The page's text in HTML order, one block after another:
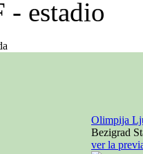
Olimpija
Bezigrad
ver la